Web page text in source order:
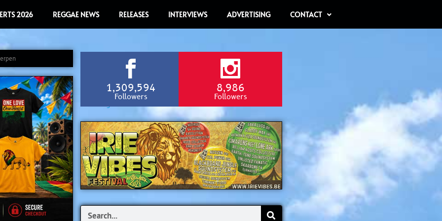
2026 REGGAE NEWS RELEASES INTERVIEWS ADVERTISING CONTACT
1,309,594
Followers
8,986
Followers
Search